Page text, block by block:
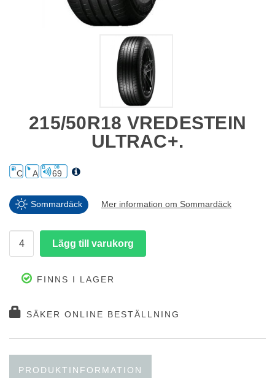
215/50R18 VREDESTEIN
ULTRAC+.
C A 69
Sommardäck Mer information om Sommardäck
FINNS I LAGER
SÄKER ONLINE BESTÄLLNING
PRODUKTINFORMATION